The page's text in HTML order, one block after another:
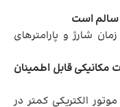
سالم است
شارژ و پارامترهای
مکانیکی قابل اطمینان
الکتریکی کمتر در